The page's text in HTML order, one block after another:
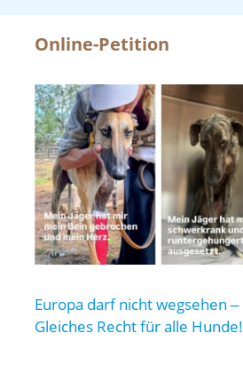
Online-Petition
Europa darf nicht wegsehen ‒
Gleiches Recht für alle Hunde!